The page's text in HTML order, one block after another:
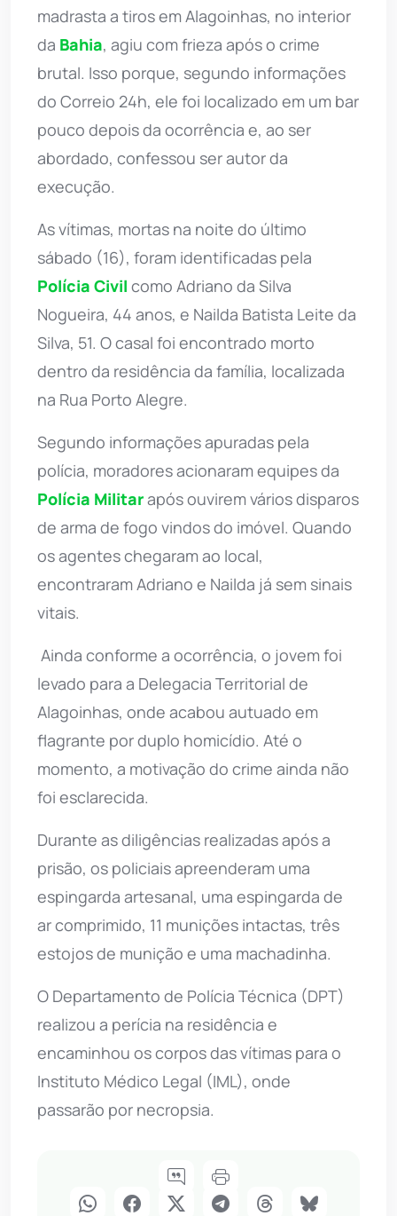
madrasta a tiros em Alagoinhas, no interior
da Bahia, agiu com frieza após o crime
brutal. Isso porque, segundo informações
do Correio 24h, ele foi localizado em um bar
pouco depois da ocorrência e, ao ser
abordado, confessou ser autor da
execução.
As vítimas, mortas na noite do último
sábado (16), foram identificadas pela
Polícia Civil como Adriano da Silva
Nogueira, 44 anos, e Nailda Batista Leite da
Silva, 51. O casal foi encontrado morto
dentro da residência da família, localizada
na Rua Porto Alegre.
Segundo informações apuradas pela
polícia, moradores acionaram equipes da
Polícia Militarapós ouvirem vários disparos
de arma de fogo vindos do imóvel. Quando
os agentes chegaram ao local,
encontraram Adriano e Nailda já sem sinais
vitais.
Ainda conforme a ocorrência, o jovem foi
levado para a Delegacia Territorial de
Alagoinhas, onde acabou autuado em
flagrante por duplo homicídio. Até o
momento, a motivação do crime ainda não
foi esclarecida.
Durante as diligências realizadas após a
prisão, os policiais apreenderam uma
espingarda artesanal, uma espingarda de
ar comprimido, 11 munições intactas, três
estojos de munição e uma machadinha.
O Departamento de Polícia Técnica (DPT)
realizou a perícia na residência e
encaminhou os corpos das vítimas para o
Instituto Médico Legal (IML), onde
passarão por necropsia.